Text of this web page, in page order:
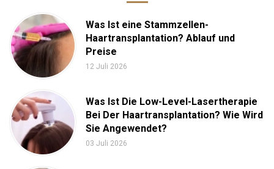
Was Ist eine Stammzellen-
Haartransplantation? Ablauf und
Preise
12 Juli 2026
Was Ist Die Low-Level-Lasertherapie
Bei Der Haartransplantation? Wie Wird
Sie Angewendet?
03 Juli 2026